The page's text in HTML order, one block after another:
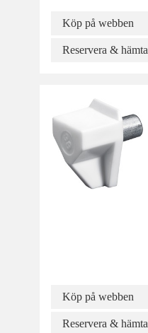
Köp på webben
Reservera & hämta
Köp på webben
Reservera & hämta